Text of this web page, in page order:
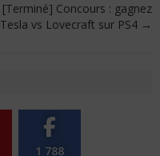
[Terminé] Concours : gagnez
Tesla vs Lovecraft sur PS4 →
1 788